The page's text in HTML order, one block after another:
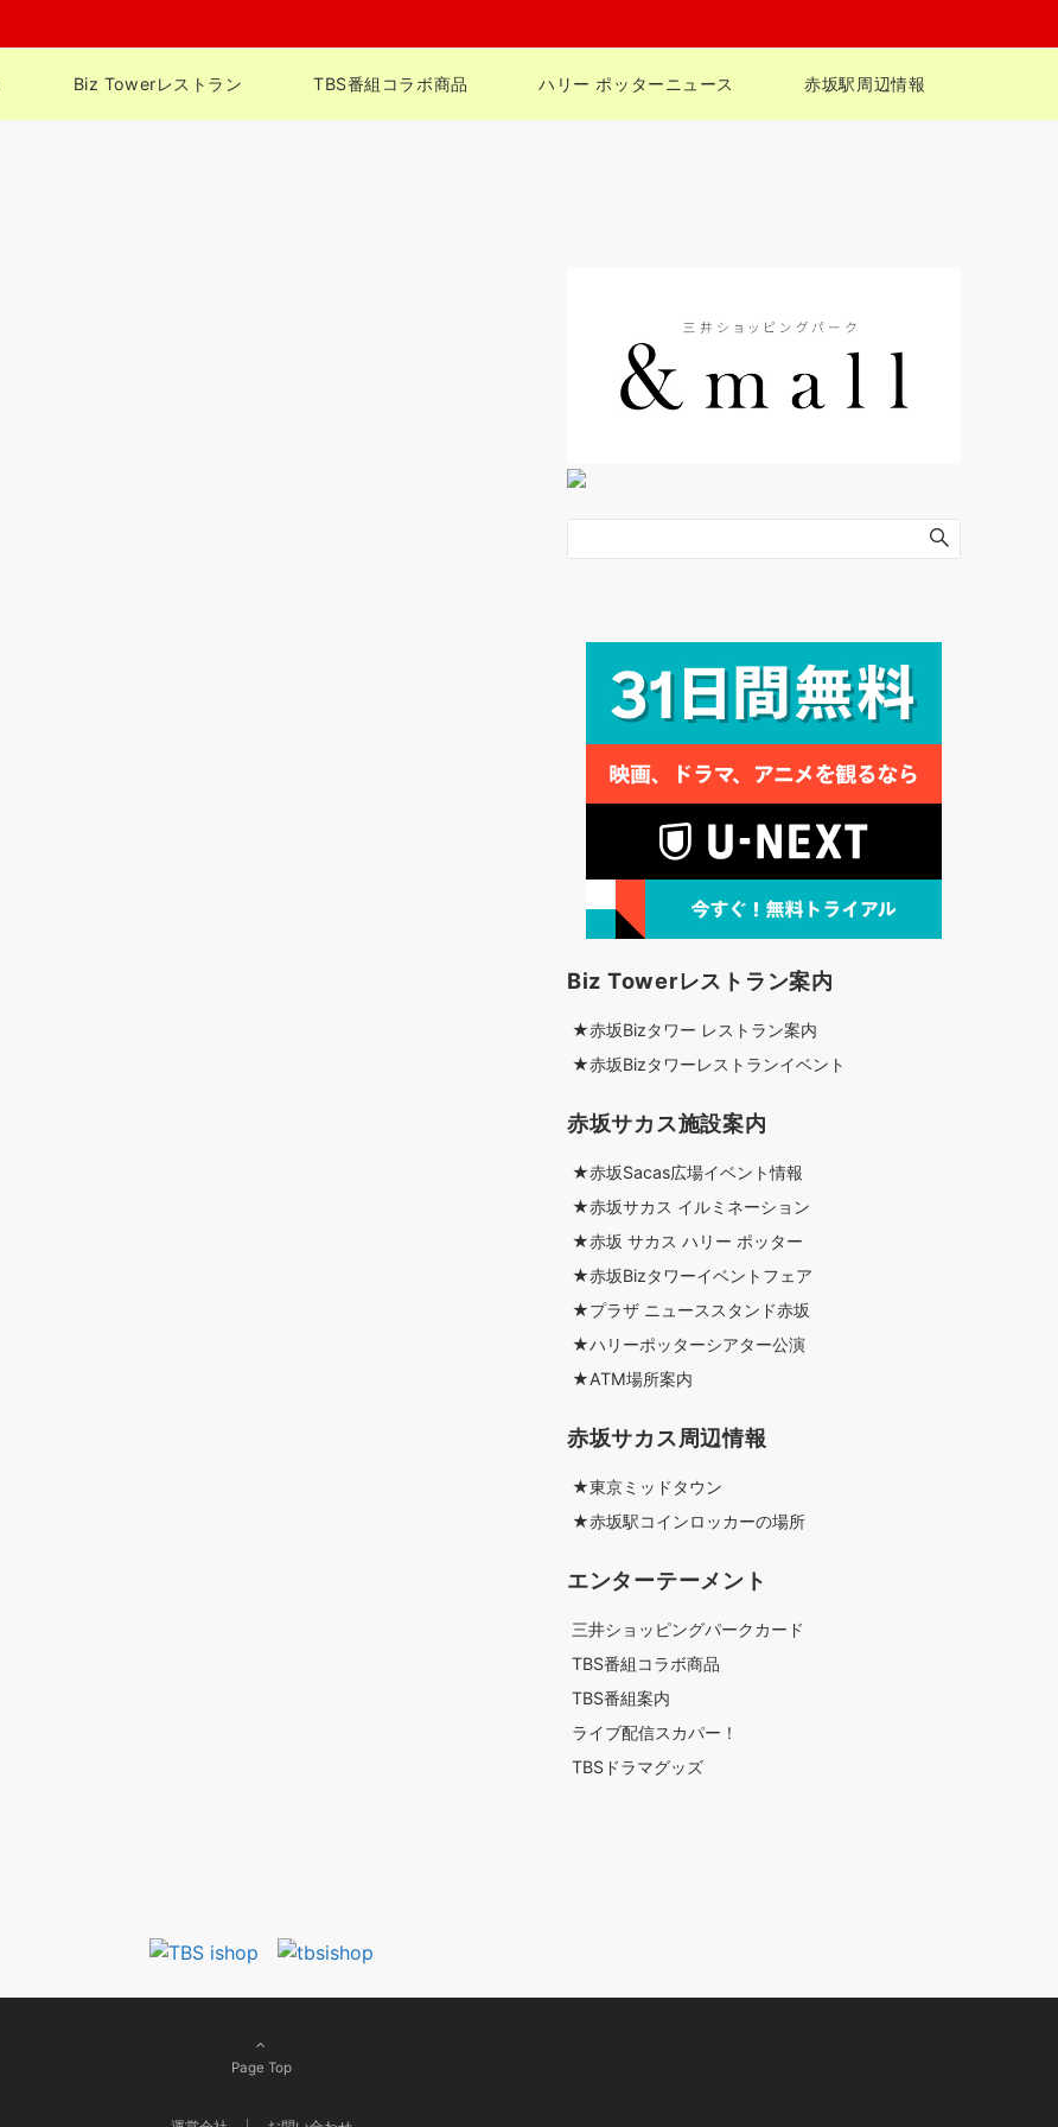
Biz Towerレストラン TBS番組コラボ商品 ハリー ポッターニュース 赤坂駅周辺情報
Biz Towerレストラン案内
★赤坂Bizタワー レストラン案内
★赤坂Bizタワーレストランイベント
赤坂サカス施設案内
★赤坂Sacas広場イベント情報
★赤坂サカス イルミネーション
★赤坂 サカス ハリー ポッター
★赤坂Bizタワーイベントフェア
★プラザ ニューススタンド赤坂
★ハリーポッターシアター公演
★ATM場所案内
赤坂サカス周辺情報
★東京ミッドタウン
★赤坂駅コインロッカーの場所
エンターテーメント
三井ショッピングパークカード
TBS番組コラボ商品
TBS番組案内
ライブ配信スカパー！
TBSドラマグッズ
Page Top